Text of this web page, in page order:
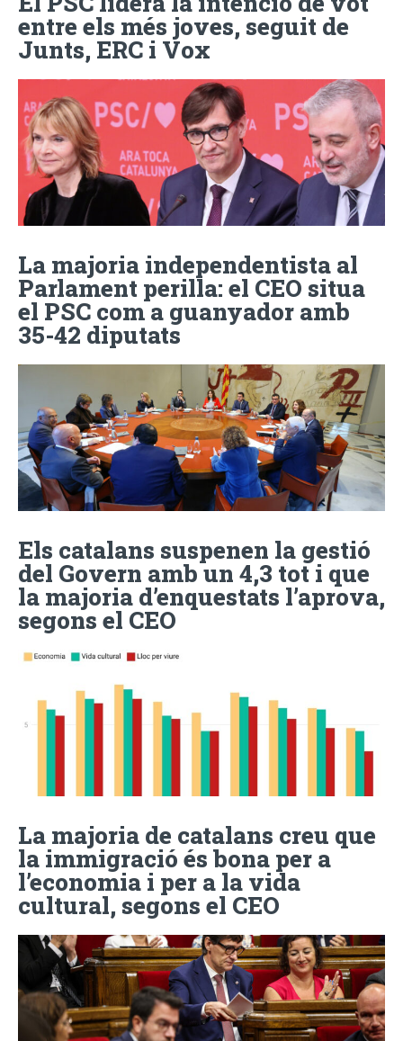
entre els més joves, seguit de
Junts, ERC i Vox
La majoria independentista al
Parlament perilla: el CEO situa
el PSC com a guanyador amb
35-42 diputats
Els catalans suspenen la gestió
del Govern amb un 4,3 tot i que
la majoria d’enquestats l’aprova,
segons el CEO
La majoria de catalans creu que
la immigració és bona per a
l’economia i per a la vida
cultural, segons el CEO